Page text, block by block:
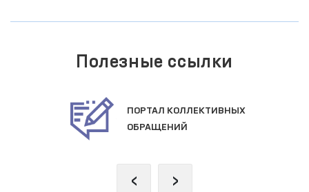
Полезные ссылки
ПОРТАЛ КОЛЛЕКТИВНЫХ
ОБРАЩЕНИЙ
‹ ›